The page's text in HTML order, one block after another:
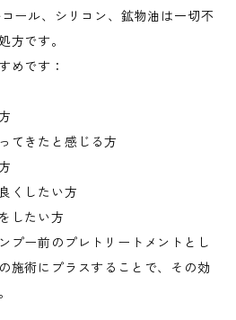
ール、シリコン、鉱物油は一切不
方です。
めです：
てきたと感じる方
くしたい方
したい方
プー前のプレトリートメントとし
施術にプラスすることで、その効